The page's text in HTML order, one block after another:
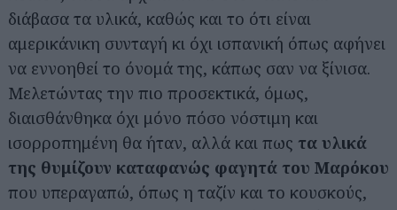
διάβασα τα υλικά, καθώς και το ότι είναι
αμερικάνικη συνταγή κι όχι ισπανική όπως αφήνει
να εννοηθεί το όνομά της, κάπως σαν να ξίνισα.
Μελετώντας την πιο προσεκτικά, όμως,
διαισθάνθηκα όχι μόνο πόσο νόστιμη και
ισορροπημένη θα ήταν, αλλά και πως τα υλικά
της θυμίζουν καταφανώς φαγητά του Μαρόκου
που υπεραγαπώ, όπως η ταζίν και το κουσκούς,